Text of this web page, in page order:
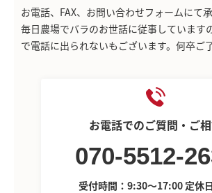
お電話、FAX、お問い合わせフォームにて承
毎日農場でバラのお世話に従事しています
で電話に出られないもございます。何卒ご
お電話でのご質問・ご
070-5512-
受付時間：9:30～17:00 定休